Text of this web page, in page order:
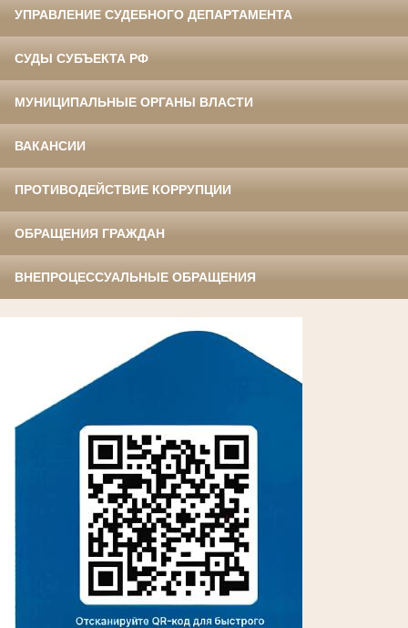
УПРАВЛЕНИЕ СУДЕБНОГО ДЕПАРТАМЕНТА
СУДЫ СУБЪЕКТА РФ
МУНИЦИПАЛЬНЫЕ ОРГАНЫ ВЛАСТИ
ВАКАНСИИ
ПРОТИВОДЕЙСТВИЕ КОРРУПЦИИ
ОБРАЩЕНИЯ ГРАЖДАН
ВНЕПРОЦЕССУАЛЬНЫЕ ОБРАЩЕНИЯ